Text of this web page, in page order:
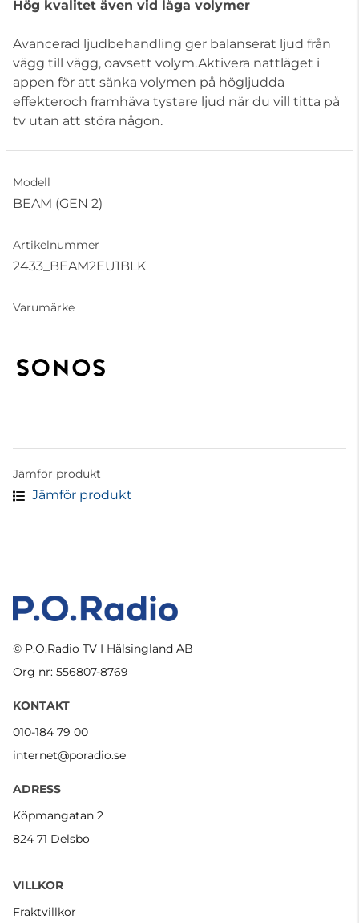
Hög kvalitet även vid låga volymer
Avancerad ljudbehandling ger balanserat ljud från
vägg till vägg, oavsett volym.Aktivera nattläget i
appen för att sänka volymen på högljudda
effekteroch framhäva tystare ljud när du vill titta på
tv utan att störa någon.
Modell
BEAM (GEN 2)
Artikelnummer
2433_BEAM2EU1BLK
Varumärke
Jämför produkt
Jämför produkt
© P.O.Radio TV I Hälsingland AB
Org nr: 556807-8769
KONTAKT
010-184 79 00
internet@poradio.se
ADRESS
Köpmangatan 2
824 71 Delsbo
VILLKOR
Fraktvillkor